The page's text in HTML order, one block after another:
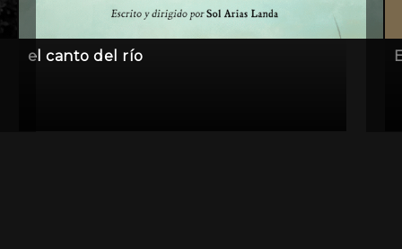
el canto del río